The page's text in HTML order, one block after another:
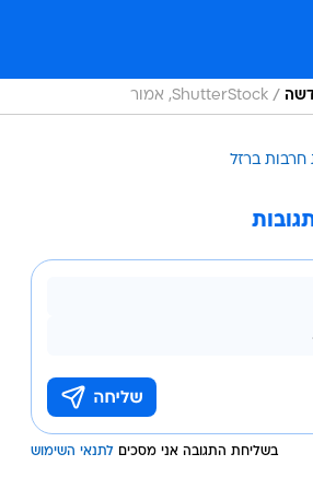
/ ShutterStock, אמור
ברזל
בשליחת התגובה אני מסכים לתנאי השימוש